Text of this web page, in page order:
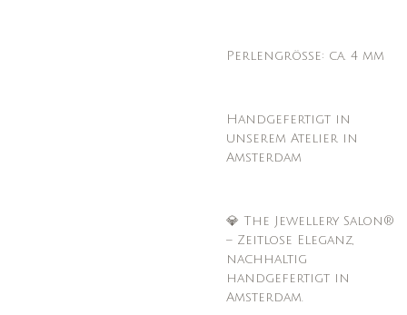
Perlengröße: ca. 4 mm
Handgefertigt in
unserem Atelier in
Amsterdam
💎 The Jewellery Salon®
– Zeitlose Eleganz,
nachhaltig
handgefertigt in
Amsterdam.